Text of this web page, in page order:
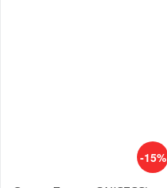
-15%